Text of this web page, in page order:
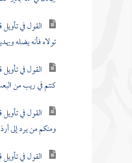
القول في
تولاه فأنه يضله
القول في تأويل
كنتم في ريب من
القول في
ومنكم من يرد إلى
القول في